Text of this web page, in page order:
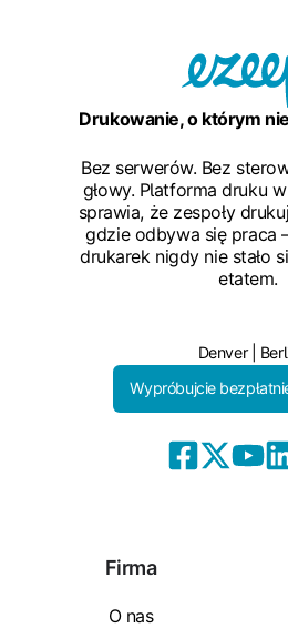
Drukowanie, o którym
Bez serwerów. Bez
głowy. Platforma druku
sprawia, że zespoły
gdzie odbywa się praca
drukarek nigdy nie stało
etatem.
Denver |
Wypróbujcie
Firma
O nas